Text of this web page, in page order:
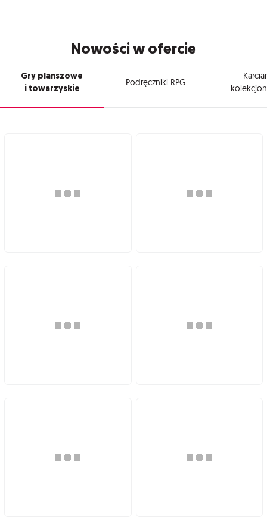
Nowości w ofercie
Gry planszowe
i towarzyskie
Podręczniki RPG